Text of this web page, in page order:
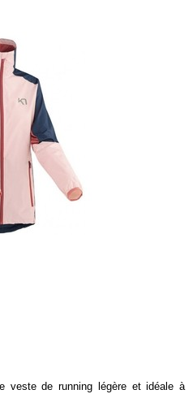
veste de running légère et idéale à